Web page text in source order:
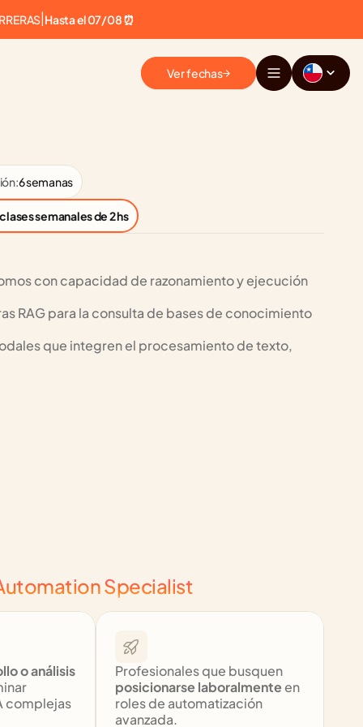
Hasta el 07/08 ⏰
Ver fechas
6 semanas
semanales de 2 hs
con capacidad de razonamiento y ejecución
RAG para la consulta de bases de conocimiento
que integren el procesamiento de texto,
Specialist
o análisis
complejas
Profesionales que busquen
posicionarse laboralmente en
roles de automatización
avanzada.